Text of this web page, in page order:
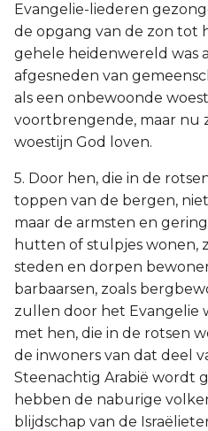
Evangelie-liederen
de opgang van de zon tot
gehele heidenwereld was
afgesneden van
als een onbewoonde
voortbrengende, maar nu
woestijn God loven.
5. Door hen, die in de
toppen van de bergen,
maar de armsten en
hutten of stulpjes wonen,
steden en dorpen
barbaarsen, zoals
zullen door het Evangelie
met hen, die in de rotsen
de inwoners van dat deel
Steenachtig Arabië wordt
hebben de naburige
blijdschap van de